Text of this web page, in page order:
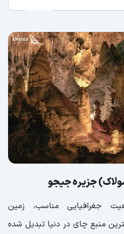
جزیره جیجو
جغرافیایی مناسب، زمین
منبع چای در دنیا تبدیل شده